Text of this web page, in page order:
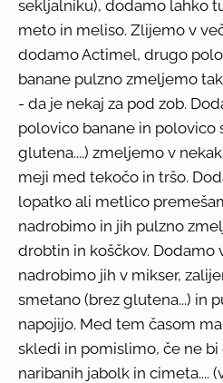
sekljalniku), dodamo lahko
meto in meliso. Zlijemo v
dodamo Actimel, drugo
banane pulzno zmeljemo
- da je nekaj za pod zob.
polovico banane in polovico
glutena....) zmeljemo v
meji med tekočo in tršo.
lopatko ali metlico
nadrobimo in jih pulzno
drobtin in koščkov. Dodamo
nadrobimo jih v mikser,
smetano (brez glutena...) in
napojijo. Med tem časom
skledi in pomislimo, če ne
naribanih jabolk in cimeta....